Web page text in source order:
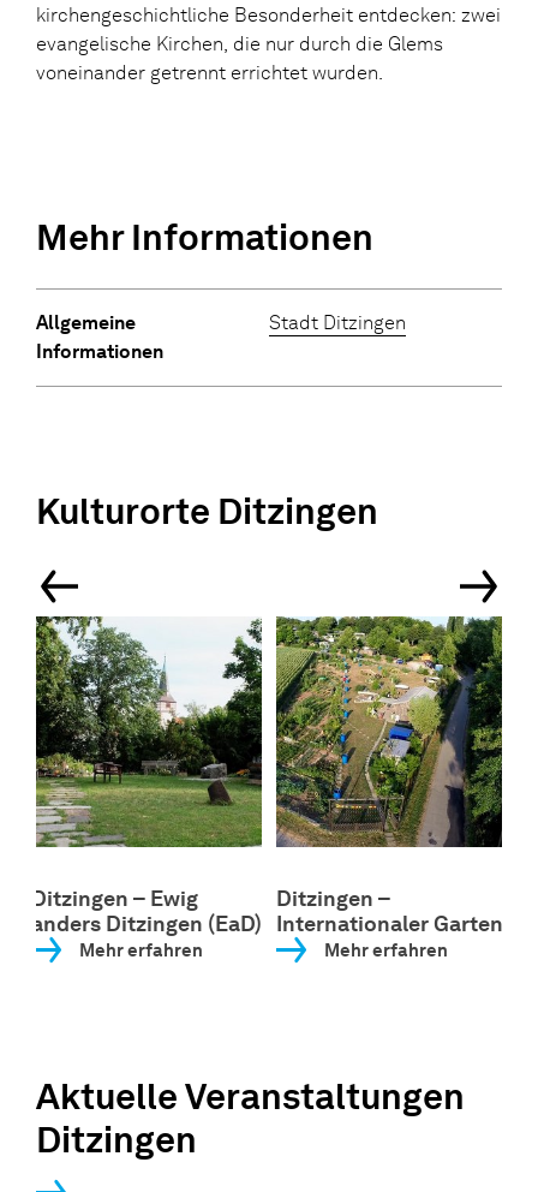
kirchengeschichtliche Besonderheit entdecken: zwei
evangelische Kirchen, die nur durch die Glems
voneinander getrennt errichtet wurden.
Mehr Informationen
Allgemeine
Informationen
Stadt Ditzingen
Kulturorte Ditzingen
Ditzingen – Ewig
anders Ditzingen (EaD)
Mehr erfahren
Ditzingen –
Internationaler Garten
Mehr erfahren
Aktuelle Veranstaltungen
Ditzingen